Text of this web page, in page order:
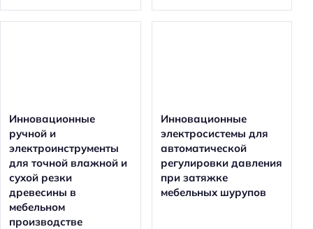
Инновационные
ручной и
электроинструменты
для точной влажной и
сухой резки
древесины в
мебельном
производстве
Инновационные
электросистемы для
автоматической
регулировки давления
при затяжке
мебельных шурупов